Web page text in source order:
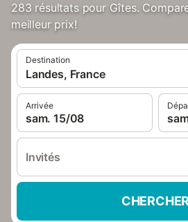
283 résultats pour Gîtes.
meilleur prix!
Destination
Landes, France
Arrivée
sam. 15/08
Invités
CHERCHER